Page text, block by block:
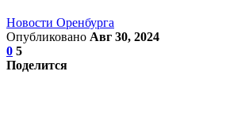
Новости Оренбурга
Опубликовано Авг 30, 2024
0 5
Поделится